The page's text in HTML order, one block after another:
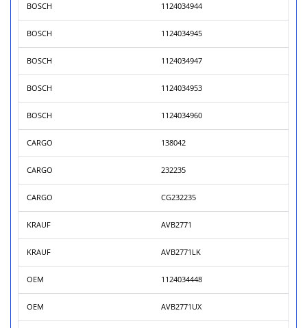
BOSCH 1124034944
BOSCH 1124034945
BOSCH 1124034947
BOSCH 1124034953
BOSCH 1124034960
CARGO 138042
CARGO 232235
CARGO CG232235
KRAUF AVB2771
KRAUF AVB2771LK
OEM 1124034448
OEM AVB2771UX